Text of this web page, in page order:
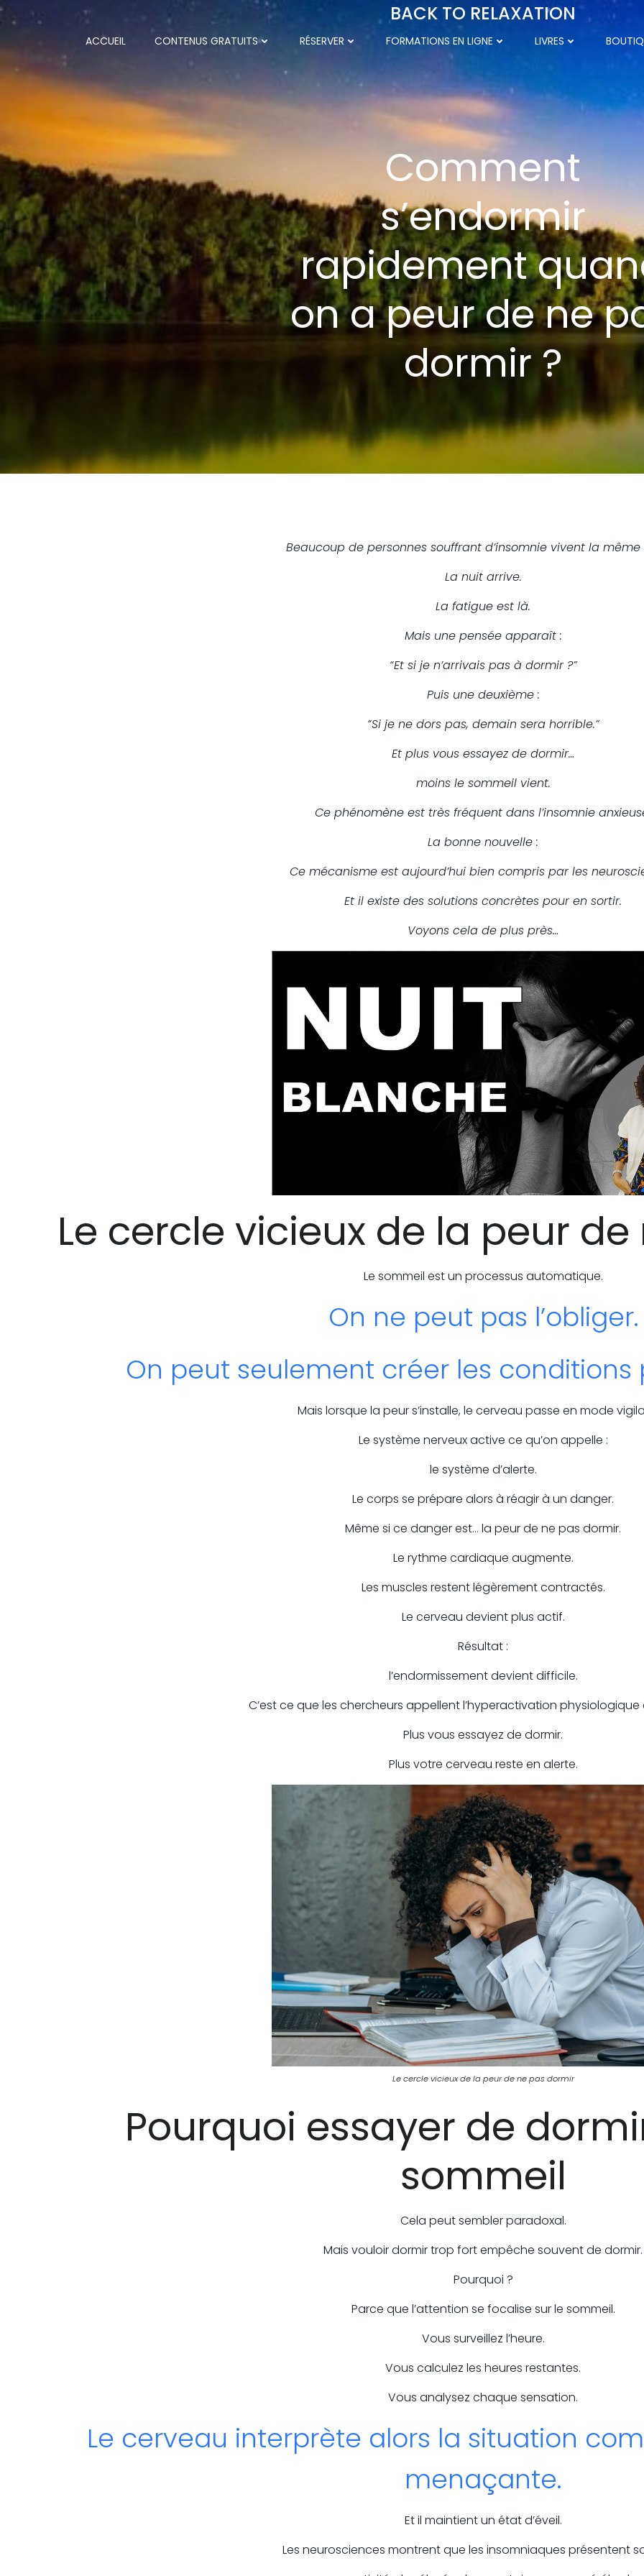
Aller
au
BACK TO RELAXATION
ACCUEIL CONTENUS GRATUITS RÉSERVER FORMATIONS EN LIGNE LIVRES
Comment
s’endormir
rapidement
on a peur de ne
dormir ?
Beaucoup de personnes souffrant d’insomnie vivent la même
La nuit arrive.
La fatigue est là.
Mais une pensée apparaît :
“Et si je n’arrivais pas à dormir ?”
Puis une deuxième :
“Si je ne dors pas, demain sera horrible.”
Et plus vous essayez de dormir…
moins le sommeil vient.
Ce phénomène est très fréquent dans l’insomnie
La bonne nouvelle :
Ce mécanisme est aujourd’hui bien compris par les
Et il existe des solutions concrètes pour en sortir.
Voyons cela de plus près…
Le cercle vicieux de la peur
Le sommeil est un processus automatique.
On ne peut pas l’obliger.
On peut seulement créer les conditions
Mais lorsque la peur s’installe, le cerveau passe en mode
Le système nerveux active ce qu’on appelle :
le système d’alerte.
Le corps se prépare alors à réagir à un danger.
Même si ce danger est… la peur de ne pas dormir.
Le rythme cardiaque augmente.
Les muscles restent légèrement contractés.
Le cerveau devient plus actif.
Résultat :
l’endormissement devient difficile.
C’est ce que les chercheurs appellent l’hyperactivation physiologique
Plus vous essayez de dormir.
Plus votre cerveau reste en alerte.
Le cercle vicieux de la peur de ne pas dormir
Pourquoi essayer de
sommeil
Cela peut sembler paradoxal.
Mais vouloir dormir trop fort empêche souvent de dormir.
Pourquoi ?
Parce que l’attention se focalise sur le sommeil.
Vous surveillez l’heure.
Vous calculez les heures restantes.
Vous analysez chaque sensation.
Le cerveau interprète alors la situation
menaçante.
Et il maintient un état d’éveil.
Les neurosciences montrent que les insomniaques présentent